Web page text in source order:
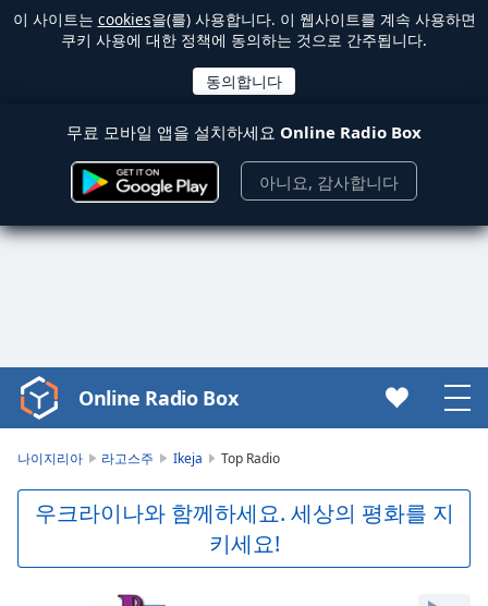
이 사이트는 cookies을(를) 사용합니다. 이 웹사이트를 계속 사용하면
쿠키 사용에 대한 정책에 동의하는 것으로 간주됩니다.
무료 모바일 앱을 설치하세요 Online Radio Box
아니요, 감사합니다
Video
Player
Play
Video
Skip
Online Radio Box
나이지리아 라고스주 Ikeja Top Radio
우크라이나와 함께하세요. 세상의 평화를 지
키세요!